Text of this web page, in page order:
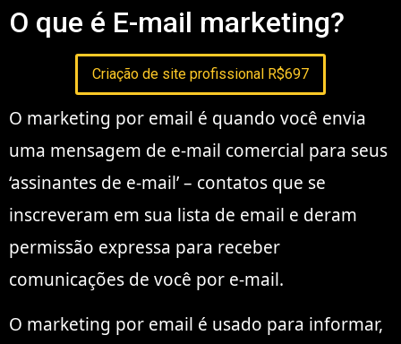
O que é E-mail marketing?
Criação de site profissional R$697
O marketing por email é quando você envia
uma mensagem de e-mail comercial para seus
‘assinantes de e-mail’ – contatos que se
inscreveram em sua lista de email e deram
permissão expressa para receber
comunicações de você por e-mail.
O marketing por email é usado para informar,